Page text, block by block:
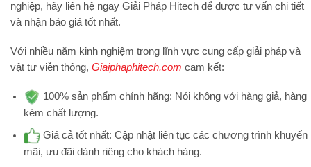
nghiệp, hãy liên hệ ngay Giải Pháp Hitech để được tư vấn chi tiết
và nhận báo giá tốt nhất.
Với nhiều năm kinh nghiệm trong lĩnh vực cung cấp giải pháp và
vật tư viễn thông, Giaiphaphitech.com cam kết:
100% sản phẩm chính hãng: Nói không với hàng giả, hàng
kém chất lượng.
Giá cả tốt nhất: Cập nhật liên tục các chương trình khuyến
mãi, ưu đãi dành riêng cho khách hàng.